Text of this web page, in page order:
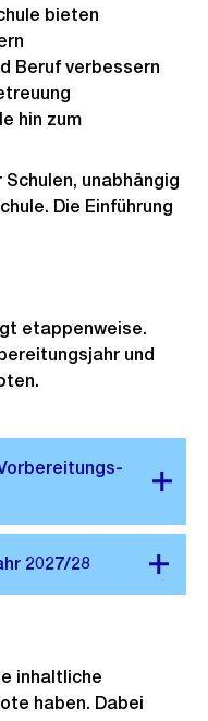
bieten
Beruf verbessern
hin zum
unabhängig
Die Einführung
etappenweise.
und
inhaltliche
haben. Dabei